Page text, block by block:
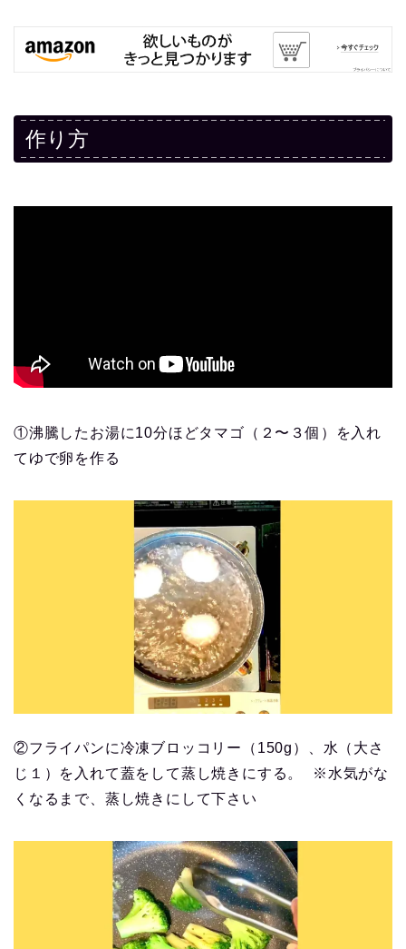
作り方
①沸騰したお湯に10分ほどタマゴ（２〜３個）を入れ
てゆで卵を作る
②フライパンに冷凍ブロッコリー（150g）、水（大さ
じ１）を入れて蓋をして蒸し焼きにする。 ※水気がな
くなるまで、蒸し焼きにして下さい